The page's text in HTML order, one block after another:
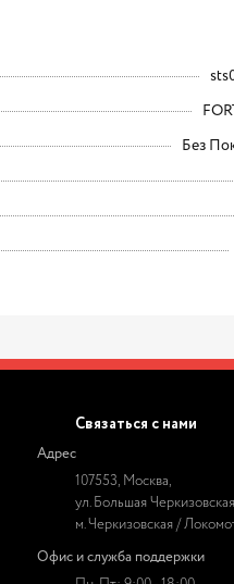
Без
Связаться с нами
Адрес
107553, Москва,
ул. Большая
м. Черкизовская /
Офис и служба поддержки